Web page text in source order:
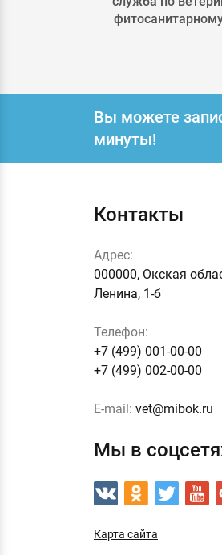
Вы можете
минуты!
Контакты
Адрес:
000000, Окская
Ленина, 1-б
Телефон:
+7 (499) 001-00-00
+7 (499) 002-00-00
E-mail: vet@mibok.ru
Мы в
Карта сайта